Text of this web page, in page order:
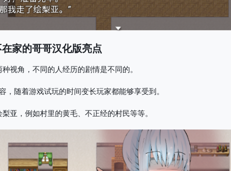
家的哥哥汉化版亮点
视角，不同的人经历的剧情是不同的。
，随着游戏试玩的时间变长玩家都能够享受到。
亚，例如村里的黄毛、不正经的村民等等。